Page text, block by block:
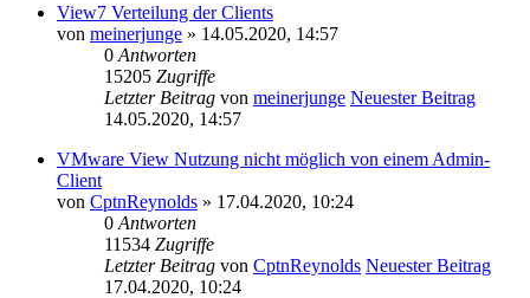
View7 Verteilung der Clients
von meinerjunge » 14.05.2020, 14:57
0 Antworten
15205 Zugriffe
Letzter Beitrag von meinerjunge Neuester Beitrag
14.05.2020, 14:57
VMware View Nutzung nicht möglich von einem Admin-
Client
von CptnReynolds » 17.04.2020, 10:24
0 Antworten
11534 Zugriffe
Letzter Beitrag von CptnReynolds Neuester Beitrag
17.04.2020, 10:24